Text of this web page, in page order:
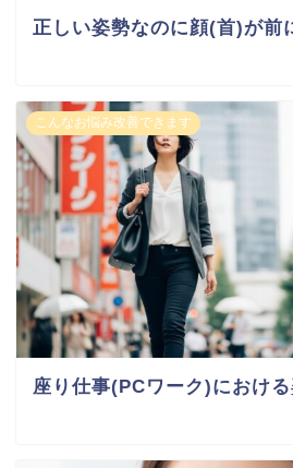
正しい姿勢なのに顔(首)が前
こんなお悩み改善できます
座り仕事(PCワーク)におけ